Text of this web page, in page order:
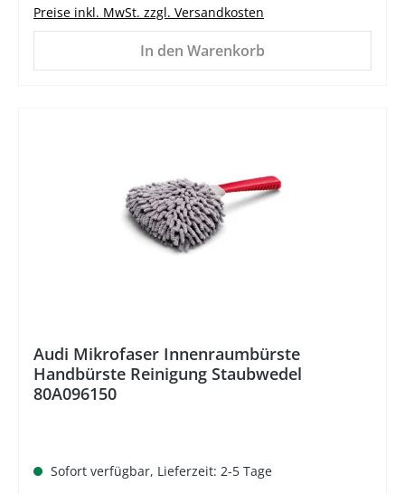
Preise inkl. MwSt. zzgl. Versandkosten
In den Warenkorb
Audi Mikrofaser Innenraumbürste
Handbürste Reinigung Staubwedel
80A096150
Sofort verfügbar, Lieferzeit: 2-5 Tage